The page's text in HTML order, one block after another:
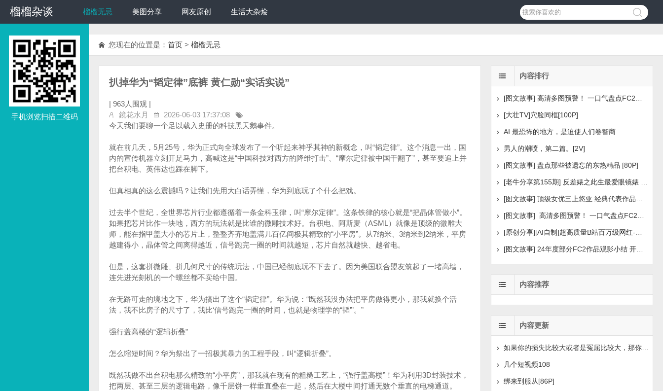
榴榴杂谈
榴榴杂谈 榴榴无忌 美图分享 网友原创 生活大杂烩
手机浏览扫描二维码
您现在的位置是： 首页 > 榴榴无忌
扒掉华为“韬定律”底裤 黄仁勋“实话实说”
| 963人围观 |
鏡花水月
2026-06-03 17:37:08
今天我们要聊一个足以载入史册的科技黑天鹅事件。
就在前几天，5月25号，华为正式向全球发布了一个听起来神乎其神的新概念，叫“韬定律”。这个消息一出，国
内的宣传机器立刻开足马力，高喊这是“中国科技对西方的降维打击”、“摩尔定律被中国干翻了”，甚至要追上并
把台积电、英伟达也踩在脚下。
但真相真的这么震撼吗？让我们先用大白话弄懂，华为到底玩了个什么把戏。
过去半个世纪，全世界芯片行业都遵循着一条金科玉律，叫“摩尔定律”。这条铁律的核心就是“把晶体管做小”。
如果把芯片比作一块地，西方的玩法就是比谁的微雕技术好。台积电、阿斯麦（ASML）就像是顶级的微雕大
师，能在指甲盖大小的芯片上，整整齐齐地盖满几百亿间极其精致的“小平房”。从7纳米、3纳米到2纳米，平房
越建得小，晶体管之间离得越近，信号跑完一圈的时间就越短，芯片自然就越快、越省电。
但是，这套拼微雕、拼几何尺寸的传统玩法，中国已经彻底玩不下去了。因为美国联合盟友筑起了一堵高墙，
连先进光刻机的一个螺丝都不卖给中国。
在无路可走的境地之下，华为搞出了这个“韬定律”。华为说：“既然我没办法把平房做得更小，那我就换个活
法，我不比房子的尺寸了，我比‘信号跑完一圈的时间，也就是物理学的“韬”’。”
强行盖高楼的“逻辑折叠”
怎么缩短时间？华为祭出了一招极其暴力的工程手段，叫“逻辑折叠”。
既然我做不出台积电那么精致的“小平房”，那我就在现有的粗糙工艺上，“强行盖高楼”！华为利用3D封装技术，
把两层、甚至三层的逻辑电路，像千层饼一样垂直叠在一起，然后在大楼中间打通无数个垂直的电梯通道。
内容排行
[大壮TV]穴脸同框[100P]
AI 最恐怖的地方，是迫使人们卷智商
男人的潮喷，第二篇。[2V]
[图文故事] 盘点那些被遗忘的东热精品 [80P]
[图文故事] 24年度部分FC2作品观影小结 开年王炸后续
内容推荐
内容更新
如果你的损失比较大或者是冤屈比较大，那你想挽回损失或
几个短视频108
绑来到服从[86P]